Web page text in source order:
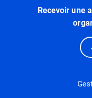
Recevoir une